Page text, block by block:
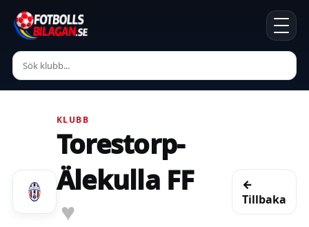
KLUBB
Torestorp-
Älekulla FF
♥
←
Tillbaka